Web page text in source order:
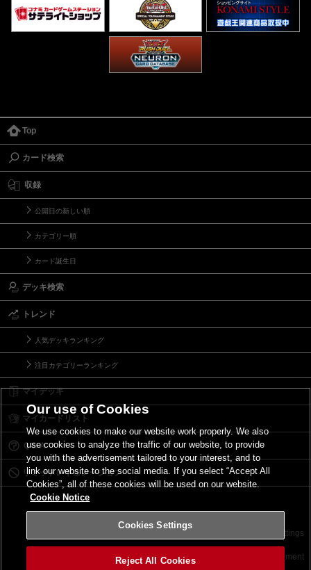
Top
カード検索
収録
公開日の新しい順
カテゴリー順
カード誕生日
デッキ検索
トレンド
人気デッキランキング
注目カテゴリーランキング
マイデッキ
マイカードリスト
Ｑ＆Ａ
リミットレギュレーション
サイトポリシー Cookies Settings
©2026 Konami Digital Entertainment
Our use of Cookies
We use cookies to make our website work properly. We also
use cookies to analyze the traffic of our website, to provide
you with the advertisement tailored to your interest, and to
link our website to the social media. If you select “Accept All
Cookies”, all of these cookies will be used on our website.
Cookie Notice
Cookies Settings
Reject All Cookies